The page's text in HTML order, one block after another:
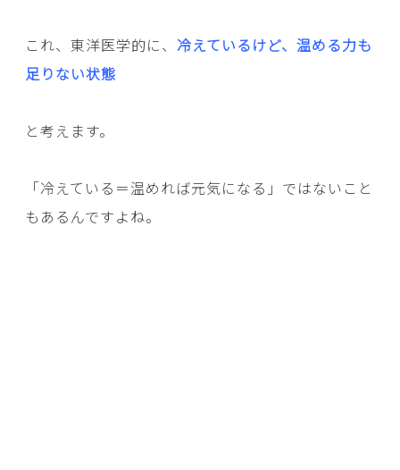
これ、東洋医学的に、 冷えているけど、温める力も
足りない状態
と考えます。
「冷えている＝温めれば元気になる」ではないこと
もあるんですよね。